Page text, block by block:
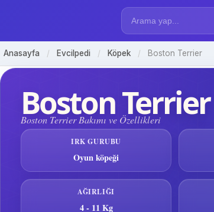
Anasayfa / Evcilpedi / Köpek / Boston Terrier
Boston Terrier
Boston Terrier Bakımı ve Özellikleri
IRK GURUBU
Oyun köpeği
AĞIRLIĞI
4 - 11 Kg